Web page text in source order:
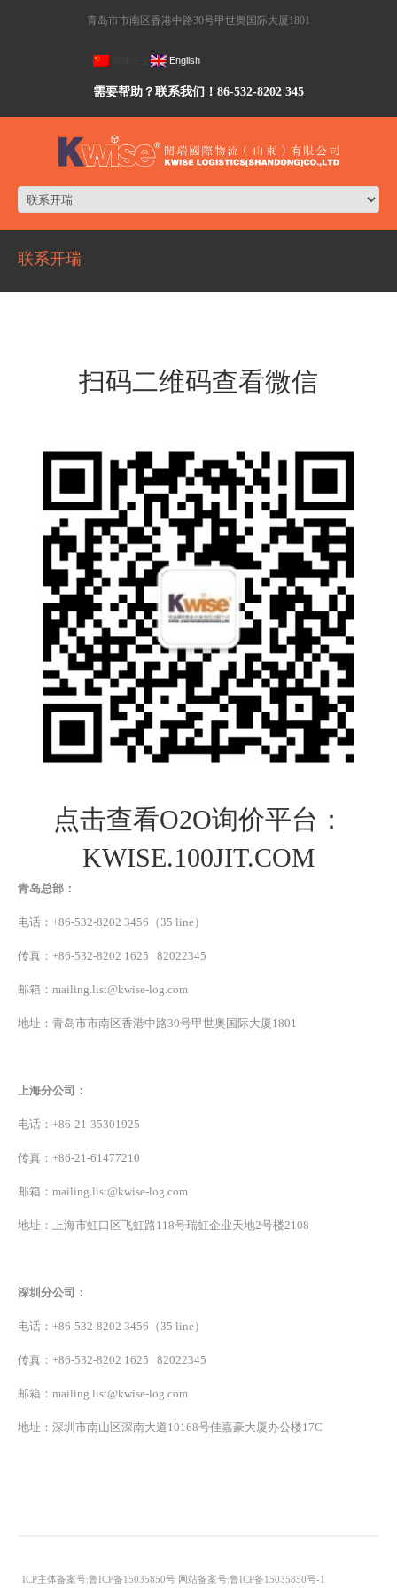
青岛市市南区香港中路30号甲世奥国际大厦1801
English
需要帮助？联系我们！86-532-8202 345
联系开瑞
扫码二维码查看微信
点击查看O2O询价平台：
KWISE.100JIT.COM
青岛总部：
电话：+86-532-8202 3456（35 line）
传真：+86-532-8202 1625 82022345
邮箱：mailing.list@kwise-log.com
地址：青岛市市南区香港中路30号甲世奥国际大厦1801
上海分公司：
电话：+86-21-35301925
传真：+86-21-61477210
邮箱：mailing.list@kwise-log.com
地址：上海市虹口区飞虹路118号瑞虹企业天地2号楼2108
深圳分公司：
电话：+86-532-8202 3456（35 line）
传真：+86-532-8202 1625 82022345
邮箱：mailing.list@kwise-log.com
地址：深圳市南山区深南大道10168号佳嘉豪大厦办公楼17C
ICP主体备案号:鲁ICP备15035850号 网站备案号:鲁ICP备15035850号-1